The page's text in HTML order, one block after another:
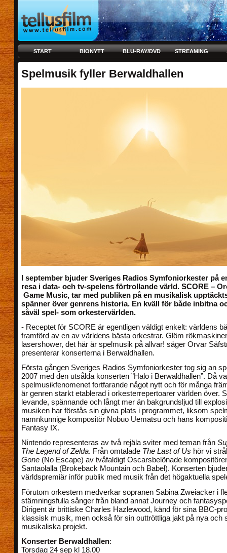
START BIONYTT BLU-RAY/DVD STREAMING
Spelmusik fyller Berwaldhallen
I september bjuder Sveriges Radios Symfoniorkester på
resa i data- och tv-spelens förtrollande värld. SCORE –
Game Music, tar med publiken på en musikalisk
spänner över genrens historia. En kväll för både inbitna
såväl spel- som orkestervärlden.
- Receptet för SCORE är egentligen väldigt enkelt: världens
framförd av en av världens bästa orkestrar. Glöm
lasershower, det här är spelmusik på allvar! säger Orvar
presenterar konserterna i Berwaldhallen.
Första gången Sveriges Radios Symfoniorkester tog sig an
2007 med den utsålda konserten ”Halo i Berwaldhallen”. Då
spelmusikfenomenet fortfarande något nytt och för många
är genren starkt etablerad i orkesterrepertoarer världen över.
levande, spännande och långt mer än bakgrundsljud till
musiken har förstås sin givna plats i programmet, liksom
namnkunnige kompositör Nobuo Uematsu och hans
Fantasy IX.
Nintendo representeras av två rejäla sviter med teman från
The Legend of Zelda. Från omtalade The Last of Us hör vi
Gone(No Escape) av tvåfaldigt Oscarsbelönade
Santaolalla (Brokeback Mountain och Babel). Konserten
världspremiär inför publik med musik från det högaktuella
Förutom orkestern medverkar sopranen Sabina Zweiacker i
stämningsfulla sånger från bland annat Journey och
Dirigent är brittiske Charles Hazlewood, känd för sina BBC-
klassisk musik, men också för sin outtröttliga jakt på nya och
musikaliska projekt.
Konserter Berwaldhallen:
Torsdag 24 sep kl 18.00